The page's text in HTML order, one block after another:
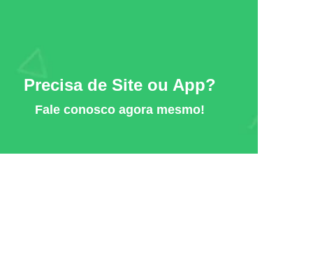
Precisa de Site ou App?
Fale conosco agora mesmo!